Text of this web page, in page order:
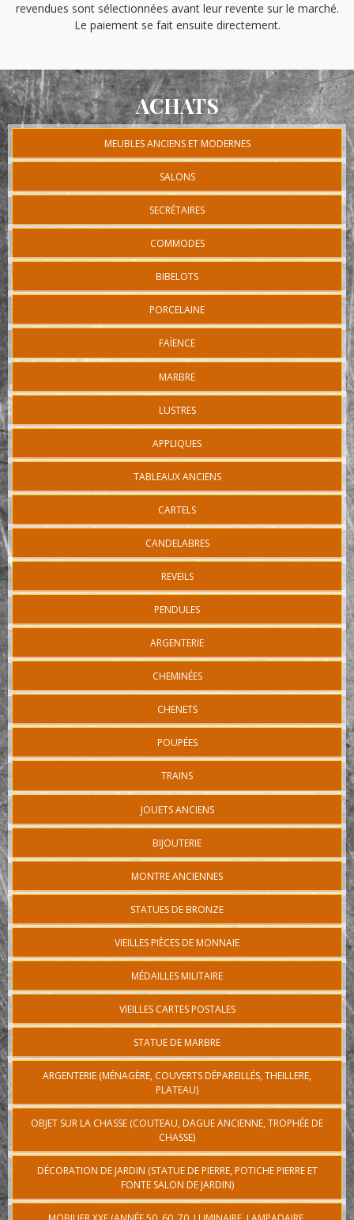
revendues sont sélectionnées avant leur revente sur le marché.
Le paiement se fait ensuite directement.
ACHATS
MEUBLES ANCIENS ET MODERNES
SALONS
SECRÉTAIRES
COMMODES
BIBELOTS
PORCELAINE
FAÏENCE
MARBRE
LUSTRES
APPLIQUES
TABLEAUX ANCIENS
CARTELS
CANDELABRES
REVEILS
PENDULES
ARGENTERIE
CHEMINÉES
CHENETS
POUPÉES
TRAINS
JOUETS ANCIENS
BIJOUTERIE
MONTRE ANCIENNES
STATUES DE BRONZE
VIEILLES PIÈCES DE MONNAIE
MÉDAILLES MILITAIRE
VIEILLES CARTES POSTALES
STATUE DE MARBRE
ARGENTERIE (MÉNAGÈRE, COUVERTS DÉPAREILLÉS, THEILLERE,
PLATEAU)
OBJET SUR LA CHASSE (COUTEAU, DAGUE ANCIENNE, TROPHÉE DE
CHASSE)
DÉCORATION DE JARDIN (STATUE DE PIERRE, POTICHE PIERRE ET
FONTE SALON DE JARDIN)